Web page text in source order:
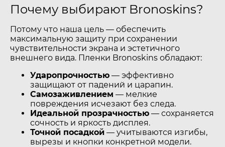
Почему выбирают Bronoskins?
Потому что наша цель — обеспечить
максимальную защиту при сохранении
чувствительности экрана и эстетичного
внешнего вида. Пленки Bronoskins обладают:
Ударопрочностью — эффективно
защищают от падений и царапин.
Самозаживлением — мелкие
повреждения исчезают без следа.
Идеальной прозрачностью — сохраняется
сочность и яркость дисплея.
Точной посадкой — учитываются изгибы,
вырезы и кнопки конкретной модели.